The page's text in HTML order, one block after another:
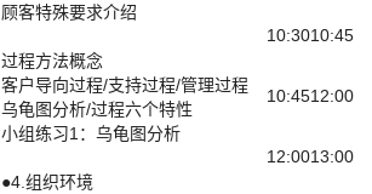
顾客特殊要求介绍
10:3010:45
过程方法概念
10:4512:00
客户导向过程/支持过程/管理过程
乌龟图分析/过程六个特性
小组练习1：乌龟图分析
12:0013:00
●4.组织环境